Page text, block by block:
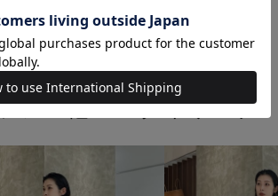
フの他のスタイリング